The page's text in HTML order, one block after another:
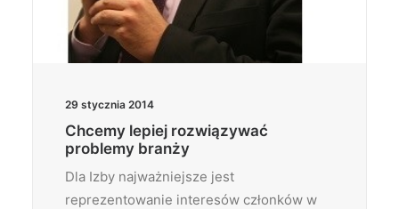
29 stycznia 2014
Chcemy lepiej rozwiązywać
problemy branży
Dla Izby najważniejsze jest
reprezentowanie interesów członków w